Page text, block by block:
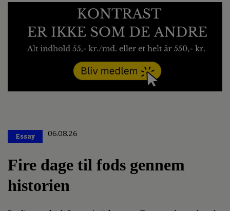
Essay 06.08.26
Fire dage til fods gennem
historien